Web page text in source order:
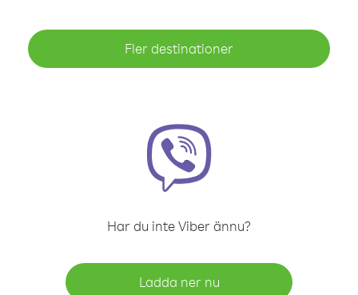
Fler destinationer
Har du inte Viber ännu?
Ladda ner nu